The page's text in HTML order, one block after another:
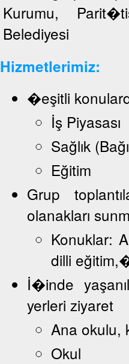
Kurumu,
Belediyesi
Hizmetlerimiz:
�eşitli
İş Piyasası
Sağlık
Eğitim
Grup
olanakları
Konuklar:
dilli
İ�inde
yerleri ziyaret
Ana okulu,
Okul